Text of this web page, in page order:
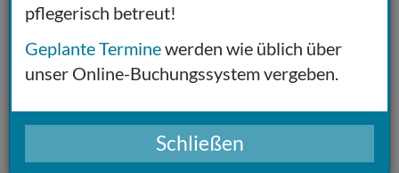
Fachgebiete:
Augenheilkunde
Bildgebende Diagnostik
pflegerisch betreut!
Geplante Terminewerden wie üblich über
unser Online-Buchungssystem vergeben.
Schließen